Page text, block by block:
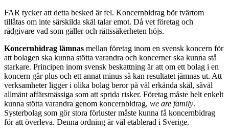
FAR tycker att detta besked är fel. Koncernbidrag bör tvärtom
tillåtas om inte särskilda skäl talar emot. Då vet företag och
rådgivare vad som gäller och rättssäkerheten höjs.
Koncernbidrag lämnas mellan företag inom en svensk koncern för
att bolagen ska kunna stötta varandra och koncerner ska kunna stå
starkare. Principen inom svensk beskattning är att om ett bolag i en
koncern går plus och ett annat minus så kan resultatet jämnas ut. Att
verksamheter ligger i olika bolag beror på väl erkända skäl, såväl
allmänt affärsmässiga som att sprida risker. Företag måste helt enkelt
kunna stötta varandra genom koncernbidrag, we are family.
Systerbolag som gör stora förluster måste kunna få koncernbidrag
för att överleva. Denna ordning är väl etablerad i Sverige.